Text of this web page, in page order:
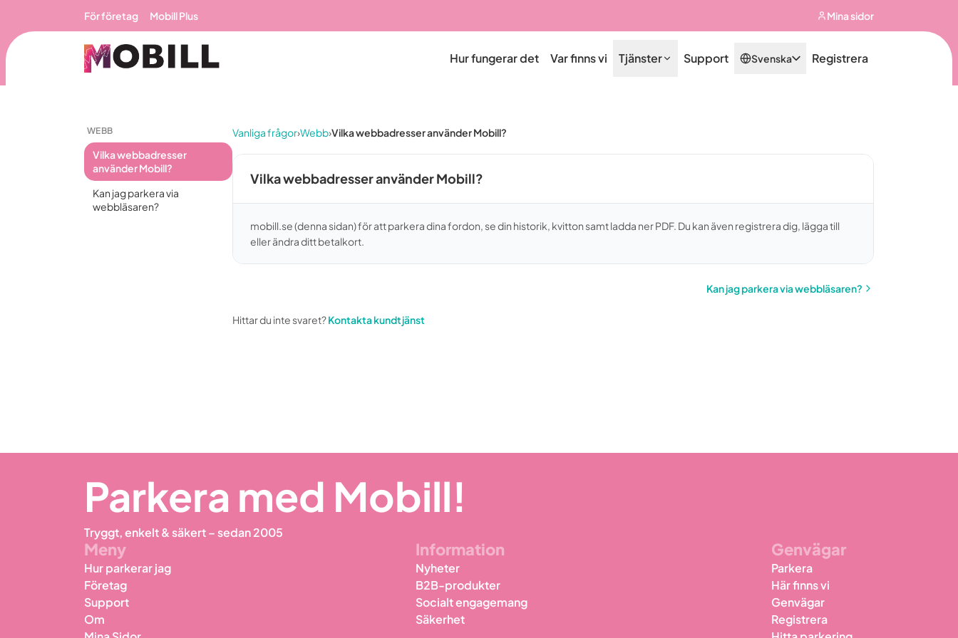
För företag Mobill Plus Mina sidor
Hur fungerar det Var finns vi Tjänster Support Svenska Registrera
WEBB
Vilka webbadresser
använder Mobill?
Kan jag parkera via
webbläsaren?
Vanliga frågor›Webb›Vilka webbadresser använder Mobill?
Vilka webbadresser använder Mobill?
mobill.se (denna sidan) för att parkera dina fordon, se din historik, kvitton samt ladda ner PDF. Du kan även registrera dig, lägga till
eller ändra ditt betalkort.
Kan jag parkera via webbläsaren?
Hittar du inte svaret?Kontakta kundtjänst
Parkera med Mobill!
Tryggt, enkelt & säkert – sedan 2005
Meny
Hur parkerar jag
Företag
Support
Om
Information
Nyheter
B2B-produkter
Socialt engagemang
Säkerhet
Genvägar
Parkera
Här finns vi
Genvägar
Registrera